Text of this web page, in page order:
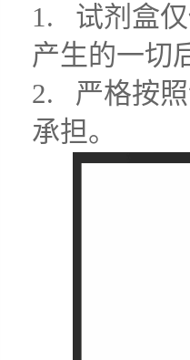
1. 试剂盒
产生的一切
2. 严格按
承担。